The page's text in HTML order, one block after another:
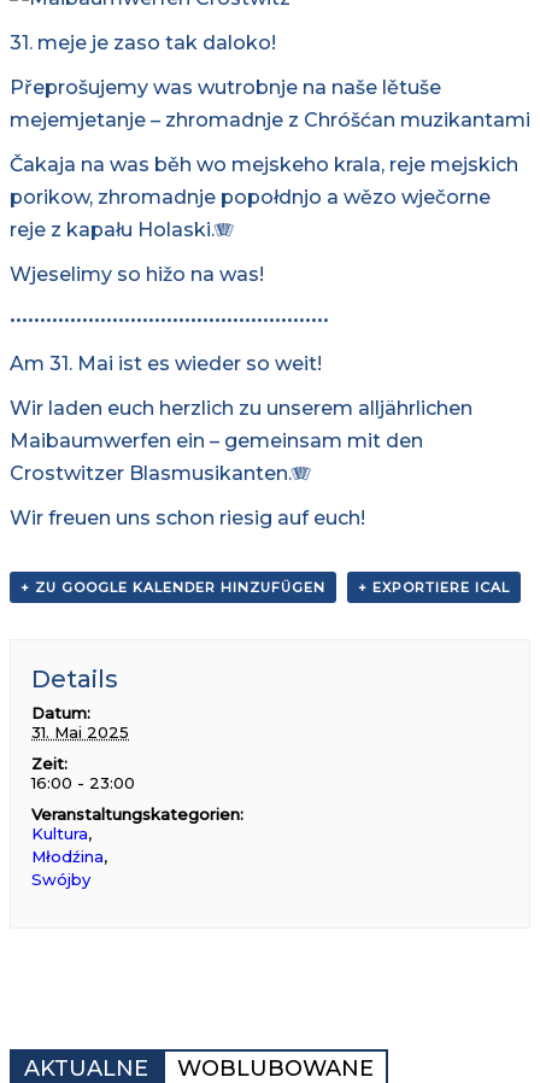
wuměłstwo
dźiwadło
kultura
přiroda
mjezynarodne
swójby
termin
zapisać
31. meje je zaso tak daloko!
Přeprošujemy was wutrobnje na naše lětuše
mejemjetanje – zhromadnje z Chróšćan muzikantami
Čakaja na was běh wo mejskeho krala, reje mejskich
porikow, zhromadnje popołdnjo a wězo wječorne
reje z kapału Holaski.🪗
Wjeselimy so hižo na was!
•••••••••••••••••••••••••••••••••••••••••••••••••••••
Am 31. Mai ist es wieder so weit!
Wir laden euch herzlich zu unserem alljährlichen
Maibaumwerfen ein – gemeinsam mit den
Crostwitzer Blasmusikanten.🪗
Wir freuen uns schon riesig auf euch!
+ ZU GOOGLE KALENDER HINZUFÜGEN + EXPORTIERE ICAL
Details
Datum:
31. Mai 2025
Zeit:
16:00 - 23:00
Veranstaltungskategorien:
Kultura,
Młodźina,
Swójby
AKTUALNE WOBLUBOWANE